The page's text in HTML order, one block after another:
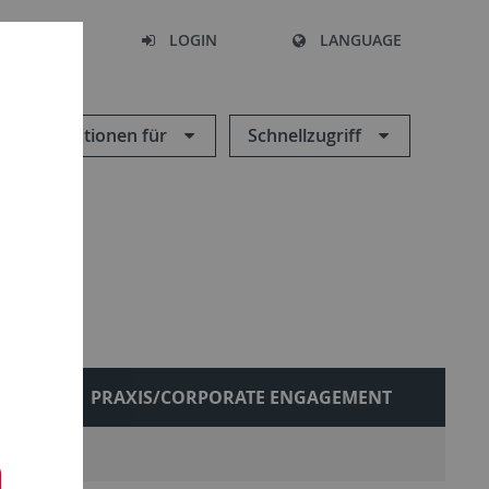
LOGIN LANGUAGE
Informationen für Schnellzugriff
PRAXIS/CORPORATE ENGAGEMENT